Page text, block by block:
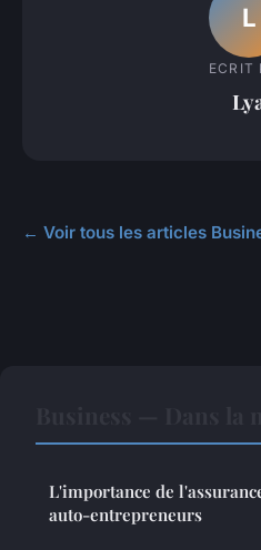
L
ECRIT
← Voir tous les articles
L'importance de
auto-entrepreneurs